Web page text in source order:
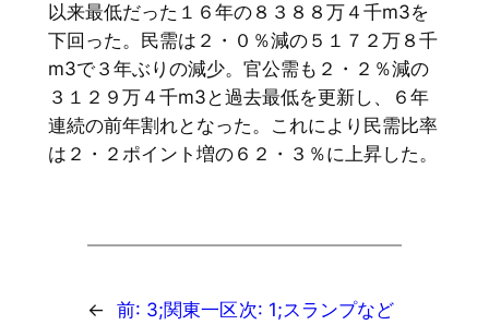
以来最低だった１６年の８３８８万４千m3を
下回った。民需は２・０％減の５１７２万８千
m3で３年ぶりの減少。官公需も２・２％減の
３１２９万４千m3と過去最低を更新し、６年
連続の前年割れとなった。これにより民需比率
は２・２ポイント増の６２・３％に上昇した。
← 前: 3;関東一区次: 1;スランプなど